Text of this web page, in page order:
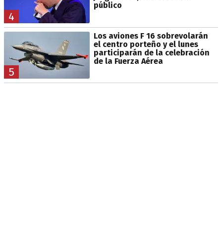
4
público
5
Los aviones F 16 sobrevolarán
el centro porteño y el lunes
participarán de la celebración
de la Fuerza Aérea